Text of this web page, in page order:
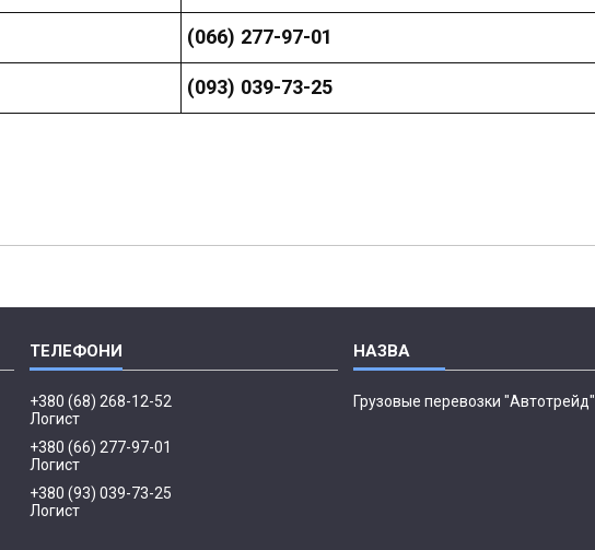
(066) 277-97-01
(093) 039-73-25
+380 (68) 268-12-52
Логист
+380 (66) 277-97-01
Логист
+380 (93) 039-73-25
Логист
Грузовые перевозки "Автотрейд"